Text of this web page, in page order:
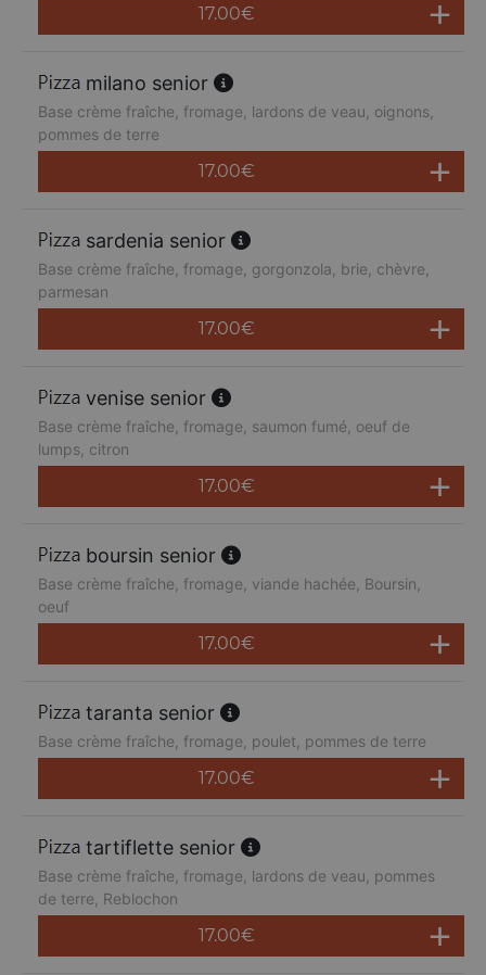
17.00€
milano senior
Base crème fraîche, fromage, lardons de veau, oignons,
pommes de terre
17.00€
sardenia senior
Base crème fraîche, fromage, gorgonzola, brie, chèvre,
parmesan
17.00€
venise senior
Base crème fraîche, fromage, saumon fumé, oeuf de
lumps, citron
17.00€
boursin senior
Base crème fraîche, fromage, viande hachée, Boursin,
oeuf
17.00€
taranta senior
Base crème fraîche, fromage, poulet, pommes de terre
17.00€
tartiflette senior
Base crème fraîche, fromage, lardons de veau, pommes
de terre, Reblochon
17.00€